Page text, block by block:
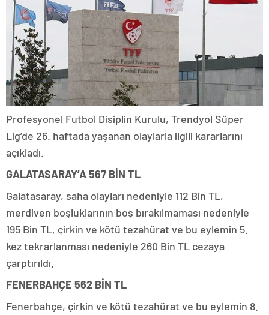
Profesyonel Futbol Disiplin Kurulu, Trendyol Süper
Lig’de 26. haftada yaşanan olaylarla ilgili kararlarını
açıkladı.
GALATASARAY’A 567 BİN TL
Galatasaray, saha olayları nedeniyle 112 Bin TL,
merdiven boşluklarının boş bırakılmaması nedeniyle
195 Bin TL, çirkin ve kötü tezahürat ve bu eylemin 5.
kez tekrarlanması nedeniyle 260 Bin TL cezaya
çarptırıldı.
FENERBAHÇE 562 BİN TL
Fenerbahçe, çirkin ve kötü tezahürat ve bu eylemin 8.